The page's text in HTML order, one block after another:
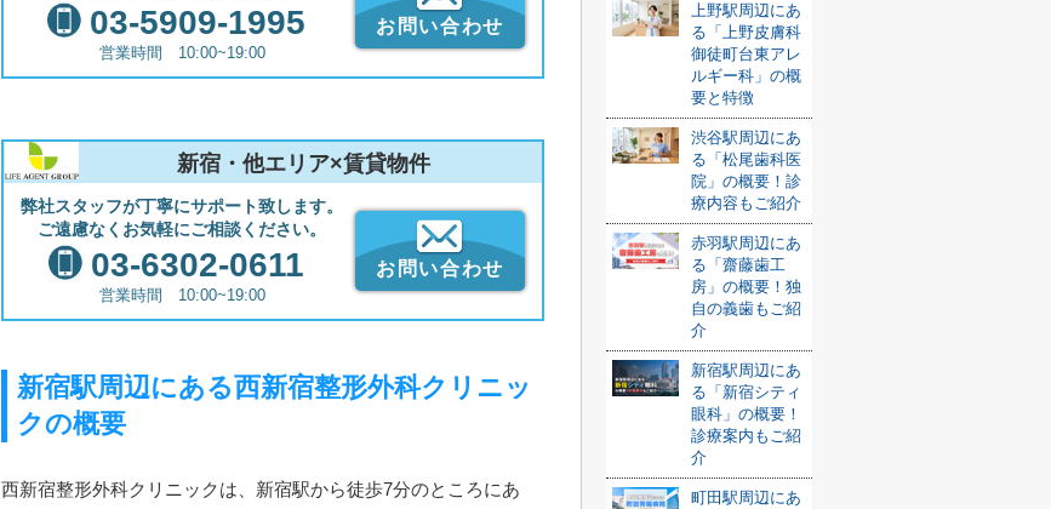
03-5909-1995
営業時間 10:00~19:00
お問い合わせ
新宿・他エリア×賃貸物件
弊社スタッフが丁寧にサポート致します。
ご遠慮なくお気軽にご相談ください。
03-6302-0611
営業時間 10:00~19:00
お問い合わせ
新宿駅周辺にある西新宿整形外科クリニッ
クの概要
西新宿整形外科クリニックは、新宿駅から徒歩7分のところにあ
上野駅周辺にあ
る「上野皮膚科
御徒町台東アレ
ルギー科」の概
要と特徴
渋谷駅周辺にあ
る「松尾歯科医
院」の概要！診
療内容もご紹介
赤羽駅周辺にあ
る「齋藤歯工
房」の概要！独
自の義歯もご紹
介
新宿駅周辺にあ
る「新宿シティ
眼科」の概要！
診療案内もご紹
介
町田駅周辺にあ